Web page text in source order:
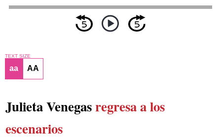
TEXT SIZE
aa AA
Julieta Venegasregresa a los
escenarios